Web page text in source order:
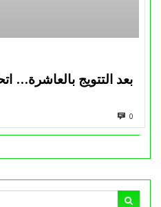
بعد التتويج بالعاشرة…
0